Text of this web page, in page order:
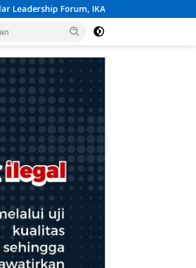
Abdul Rivai Ras: Kepemimpinan Adalah